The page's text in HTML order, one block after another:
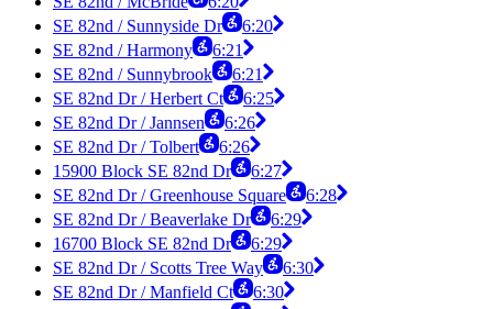
SE 82nd / Sunnyside Dr
6:20
SE 82nd / Harmony
6:21
SE 82nd / Sunnybrook
6:21
SE 82nd Dr / Herbert Ct
6:25
SE 82nd Dr / Jannsen
6:26
SE 82nd Dr / Tolbert
6:26
15900 Block SE 82nd Dr
6:27
SE 82nd Dr / Greenhouse Square
6:28
SE 82nd Dr / Beaverlake Dr
6:29
16700 Block SE 82nd Dr
6:29
SE 82nd Dr / Scotts Tree Way
6:30
SE 82nd Dr / Manfield Ct
6:30